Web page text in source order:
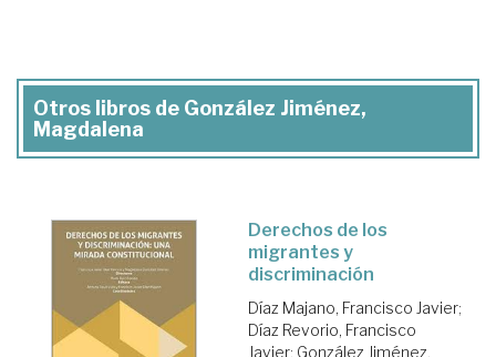
Otros libros de González Jiménez,
Magdalena
Derechos de los
migrantes y
discriminación
Díaz Majano, Francisco Javier;
Díaz Revorio, Francisco
Javier; González Jiménez,